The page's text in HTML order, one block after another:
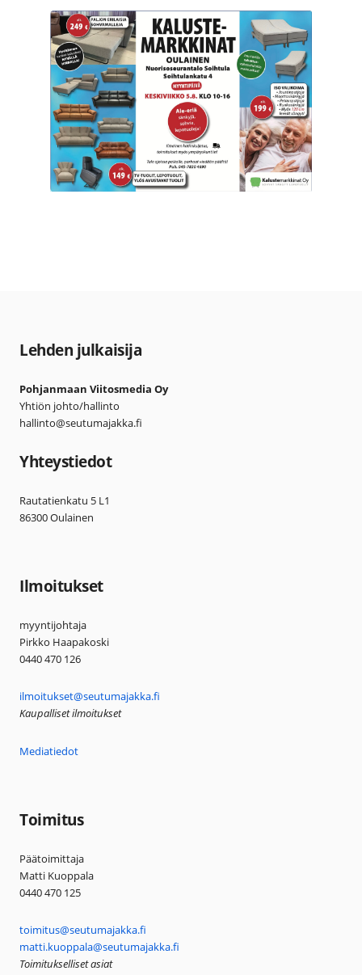
Lehden julkaisija
Pohjanmaan Viitosmedia Oy
Yhtiön johto/hallinto
hallinto@seutumajakka.fi
Yhteystiedot
Rautatienkatu 5 L1
86300 Oulainen
Ilmoitukset
myyntijohtaja
Pirkko Haapakoski
0440 470 126
ilmoitukset@seutumajakka.fi
Kaupalliset ilmoitukset
Mediatiedot
Toimitus
Päätoimittaja
Matti Kuoppala
0440 470 125
toimitus@seutumajakka.fi
matti.kuoppala@seutumajakka.fi
Toimitukselliset asiat